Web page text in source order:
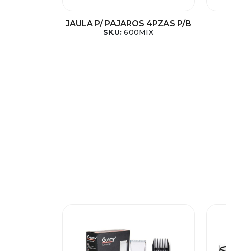
JAULA P/ PAJAROS 4PZAS P/B
SKU:600MIX